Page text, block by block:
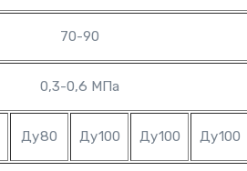
70-90
0,3-0,6 МПа
Ду80 Ду100 Ду100 Ду100